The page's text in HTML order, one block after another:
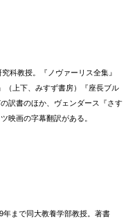
科教授。『ノヴァーリス全集』
（上下、みすず書房）『座長ブル
訳書のほか、ヴェンダース『さす
映画の字幕翻訳がある。
年まで同大教養学部教授。著書